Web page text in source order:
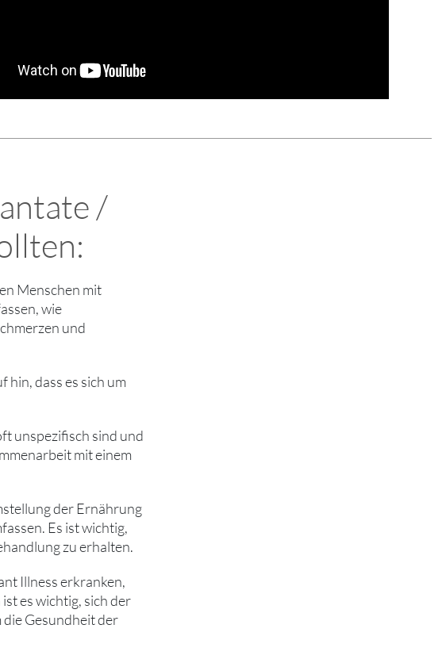
/
Menschen mit
wie
und
hin, dass es sich um
unspezifisch sind und
mit einem
der Ernährung
Es ist wichtig,
zu erhalten.
Illness erkranken,
es wichtig, sich der
Gesundheit der